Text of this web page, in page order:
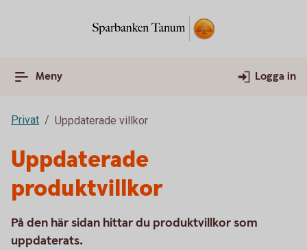
Meny Logga in
Privat Uppdaterade villkor
Uppdaterade
produktvillkor
På den här sidan hittar du produktvillkor som
uppdaterats.